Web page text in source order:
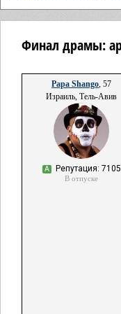
Финал драмы:
Papa Shango, 57
Израиль, Тель-Авив
А Репутация: 7105
В отпуске